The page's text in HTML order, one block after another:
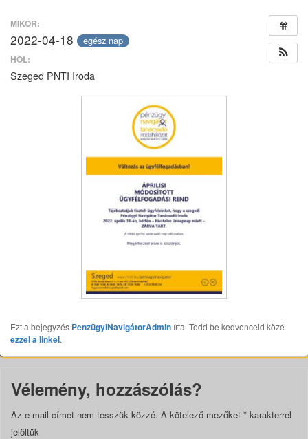
MIKOR:
2022-04-18 egész nap
HOL:
Szeged PNTI Iroda
Ezt a bejegyzés PenzügyiNavigátorAdmin írta. Tedd be kedvenceid közé
ezzel a linkel.
Vélemény, hozzászólás?
Az e-mail címet nem tesszük közzé. A kötelező mezőket * karakterrel
jelöltük